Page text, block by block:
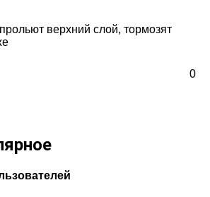
0
верхний слой, тормозят